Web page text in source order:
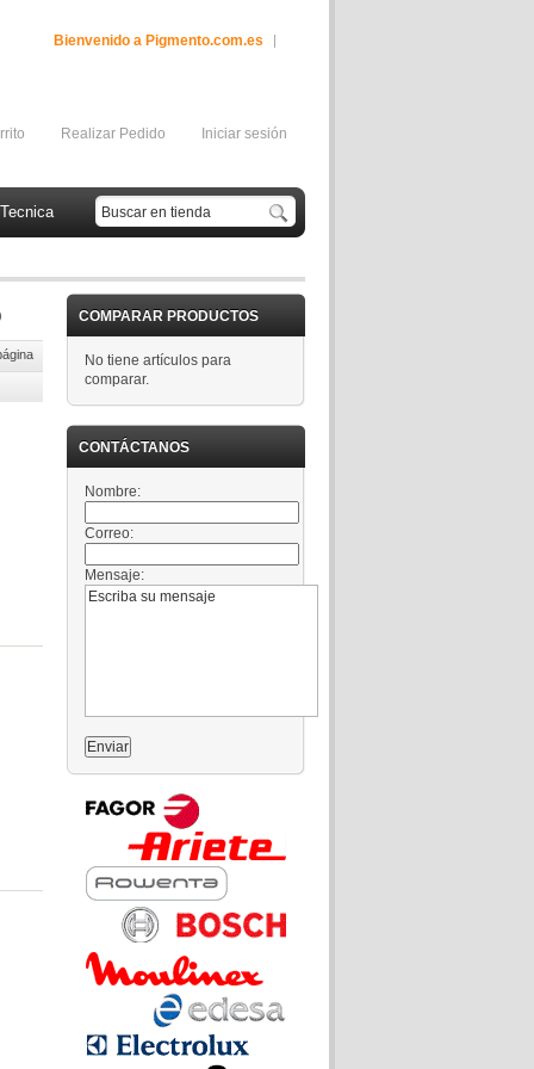
Bienvenido a Pigmento.com.es
Realizar Pedido Iniciar sesión
COMPARAR PRODUCTOS
No tiene artículos para
comparar.
CONTÁCTANOS
Nombre:
Correo:
Mensaje: